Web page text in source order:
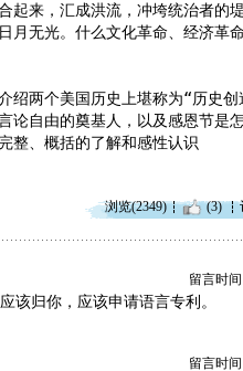
起来，汇成洪流，冲垮统治者的
月无光。什么文化革命、经济革
绍两个美国历史上堪称为“历史
论自由的奠基人，以及感恩节是
整、概括的了解和感性认识
浏览(2349) (3)
留言时间
该归你，应该申请语言专利。
留言时间